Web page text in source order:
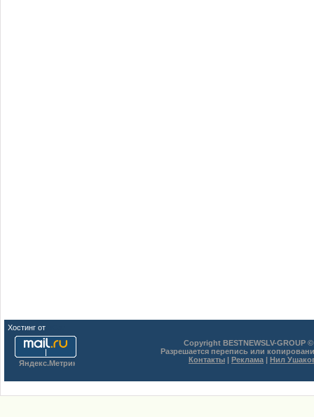
Хостинг от
Copyright BESTNEWSLV-GROUP
Разрешается перепись или
Контакты | Реклама | Нил